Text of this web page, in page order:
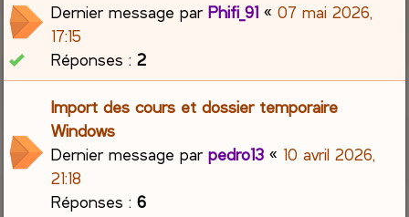
Dernier message parPhifi_91 «07 mai 2026,
17:15
Réponses :2
Import des cours et dossier temporaire
Windows
Dernier message parpedro13 « 10 avril 2026,
21:18
Réponses :6